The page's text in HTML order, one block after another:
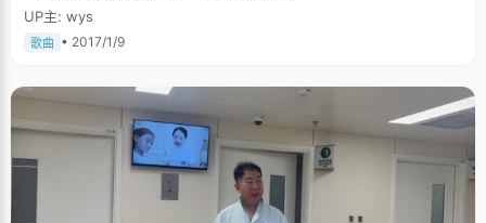
比同班的同学基础好，进度快，所以老师允许我不上学校的英语课"，葛严蔚
说，"每次上英语课的时间，我就跑到系主任的办公室里自学，或者练习书
跑步的习惯，每天坚持跑步半个小时，周末的时候会去爬山，参加一些运动
量大的项目。高考后的这个暑假，葛严蔚报个散大班。他说 "身体是一切的本
钱，不管你多聪明多勤勉，没有好的身体，就像大楼没有基石，容易坍塌。"
编后：葛严蔚张扬独立的个性在这个模式化的教育方式下，尚属个案，他喜
好分明，而且执着，当他说出"逼着自己去学习"这句话时，显示出这个孩子
成熟隐忍的性格。在无法改变现实的阶段，他选择了适应。而这个适应不仅
让他赢得了知识和赞誉，更赢得了一个完美崭新的新开始，自由发挥的空
间，这就是他想要的，而且值得的付出，这就是葛严蔚给我们最大的启示。
UP主: wys
歌曲 • 2017/1/9